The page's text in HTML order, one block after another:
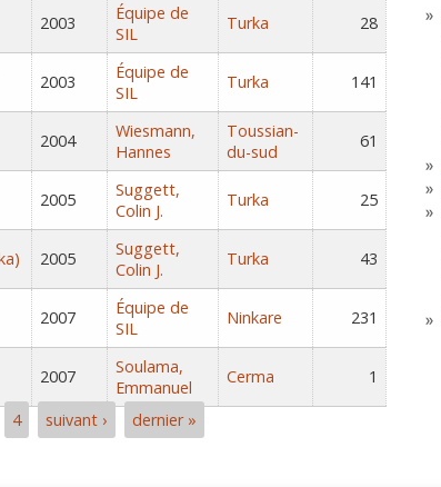
2003
Équipe de
SIL
Turka 28
2003
Équipe de
SIL
Turka 141
2004
Wiesmann,
Hannes
Toussian-
du-sud
61
2005
Suggett,
Colin J.
Turka 25
2005
Suggett,
Colin J.
Turka 43
2007
Équipe de
SIL
Ninkare 231
2007
Soulama,
Emmanuel
Cerma 1
4 suivant › dernier »